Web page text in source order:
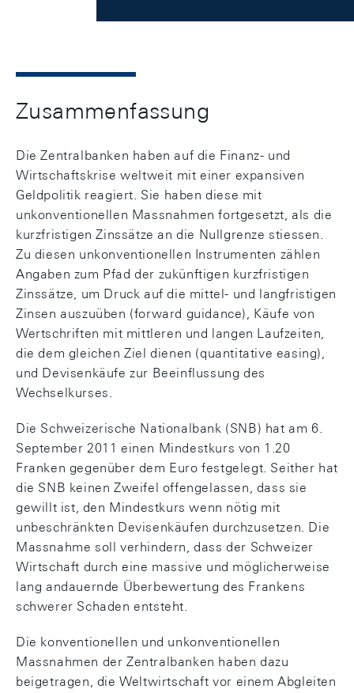
Zusammenfassung
Die Zentralbanken haben auf die Finanz- und
Wirtschaftskrise weltweit mit einer expansiven
Geldpolitik reagiert. Sie haben diese mit
unkonventionellen Massnahmen fortgesetzt, als die
kurzfristigen Zinssätze an die Nullgrenze stiessen.
Zu diesen unkonventionellen Instrumenten zählen
Angaben zum Pfad der zukünftigen kurzfristigen
Zinssätze, um Druck auf die mittel- und langfristigen
Zinsen auszuüben (forward guidance), Käufe von
Wertschriften mit mittleren und langen Laufzeiten,
die dem gleichen Ziel dienen (quantitative easing),
und Devisenkäufe zur Beeinflussung des
Wechselkurses.
Die Schweizerische Nationalbank (SNB) hat am 6.
September 2011 einen Mindestkurs von 1.20
Franken gegenüber dem Euro festgelegt. Seither hat
die SNB keinen Zweifel offengelassen, dass sie
gewillt ist, den Mindestkurs wenn nötig mit
unbeschränkten Devisenkäufen durchzusetzen. Die
Massnahme soll verhindern, dass der Schweizer
Wirtschaft durch eine massive und möglicherweise
lang andauernde Überbewertung des Frankens
schwerer Schaden entsteht.
Die konventionellen und unkonventionellen
Massnahmen der Zentralbanken haben dazu
beigetragen, die Weltwirtschaft vor einem Abgleiten